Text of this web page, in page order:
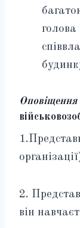
Оповіщення
2.
він